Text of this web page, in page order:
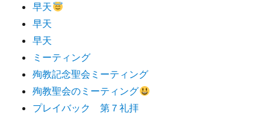
早天
早天
早天
ミーティング
殉教記念聖会ミーティング
殉教聖会のミーティング
プレイバック 第７礼拝